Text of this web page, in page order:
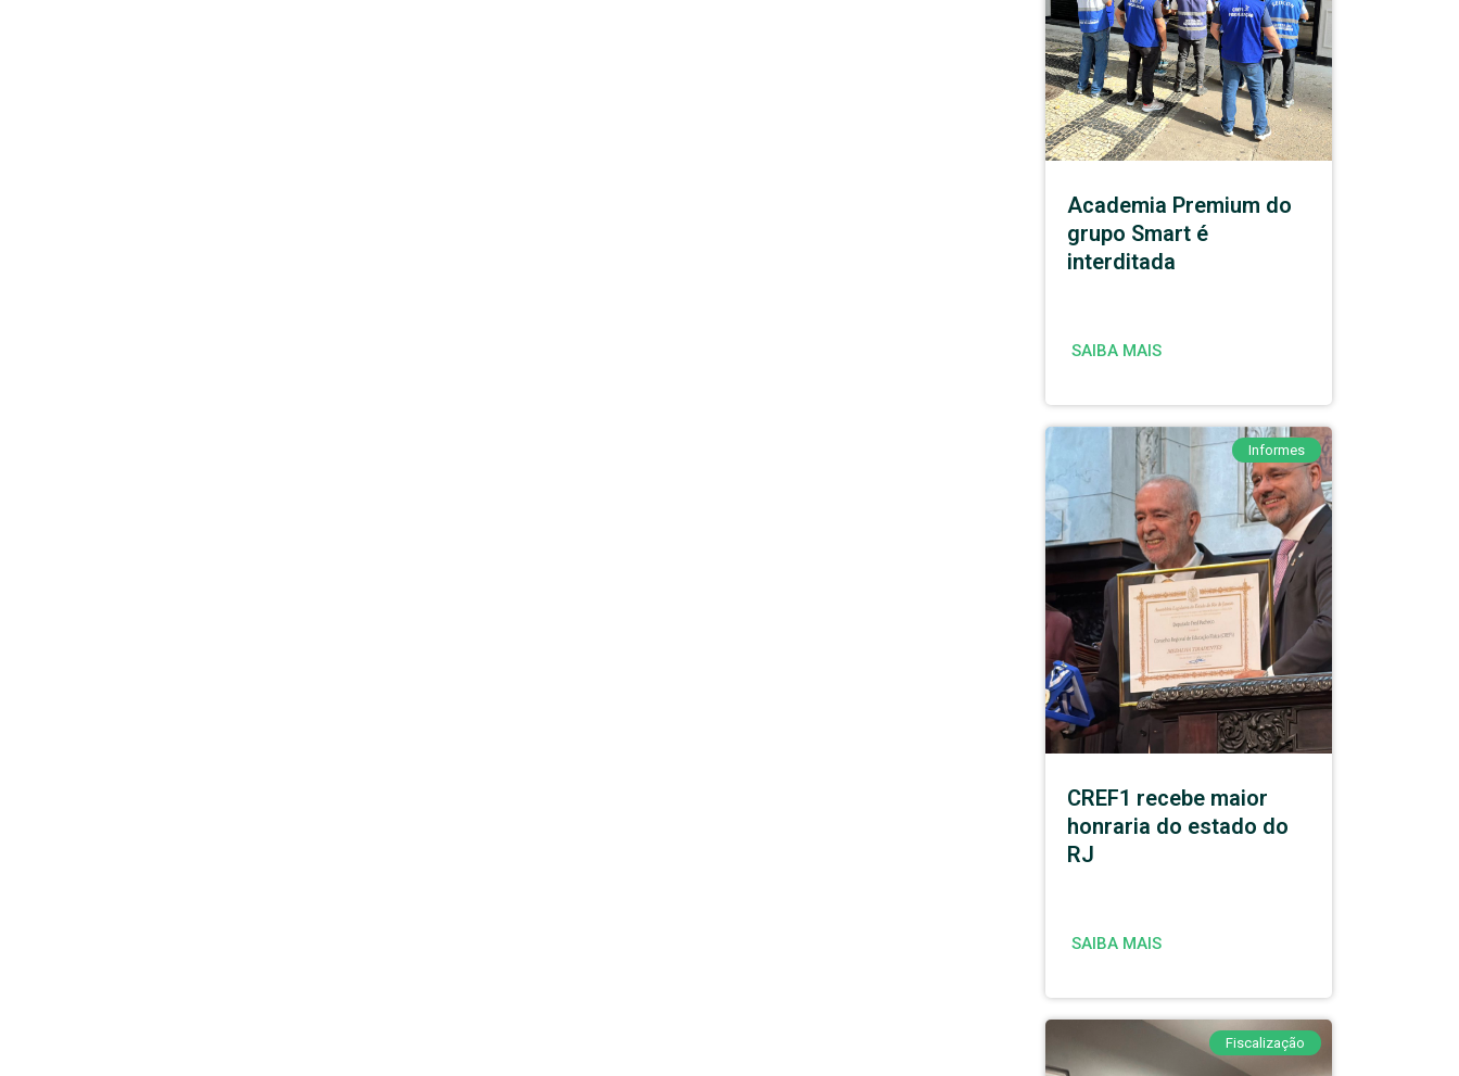
Academia Premium do
grupo Smart é
interditada
SAIBA MAIS
Informes
CREF1 recebe maior
honraria do estado do
RJ
SAIBA MAIS
Fiscalização